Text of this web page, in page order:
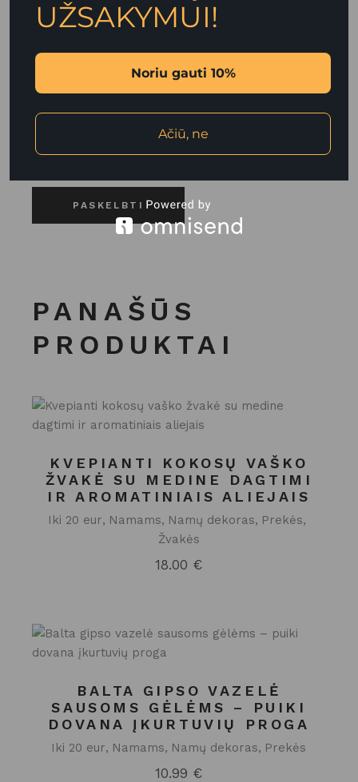
Noriu savo interneto naršyklėje išsaugoti vardą,
el. pašto adresą ir interneto puslapį, kad jų
nebereiktų įvesti iš naujo, kai kitą kartą vėl
PASKELBTI
PANAŠŪS
PRODUKTAI
KVEPIANTI KOKOSŲ VAŠKO
ŽVAKĖ SU MEDINE DAGTIMI
IR AROMATINIAIS ALIEJAIS
Iki 20 eur Namams Namų dekoras
Prekės
Žvakės
18.00 €
BALTA GIPSO VAZELĖ
SAUSOMS GĖLĖMS – PUIKI
DOVANA ĮKURTUVIŲ PROGA
Iki 20 eur Namams Namų dekoras Prekės
10.99 €
UŽSAKYMUI!
Noriu gauti 10%
Ačiū, ne